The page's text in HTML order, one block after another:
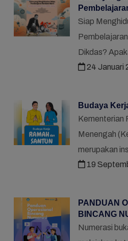
Siap
Dikdas?
murid aktif
24 Januari
Budaya
Kementerian
Menengah
merupakan
mengemban
amanat...
19
PANDUAN
BINCANG
Numerasi